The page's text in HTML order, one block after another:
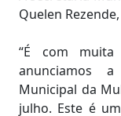
Quelen
“É com muita
anunciamos
Municipal da
julho. Este é